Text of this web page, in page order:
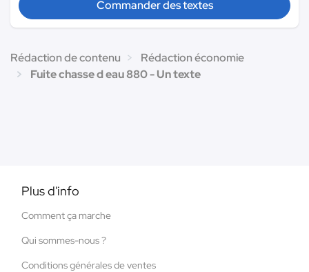
Commander des textes
Rédaction de contenu
Rédaction économie
Fuite chasse d eau 880 - Un texte
Plus d'info
Comment ça marche
Qui sommes-nous ?
Conditions générales de ventes